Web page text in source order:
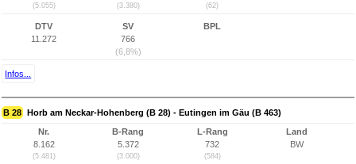
(5.055) (3.380) (62)
DTV
11.272
SV
766
(6,8%)
BPL
Infos...
B 28 Horb am Neckar-Hohenberg (B 28) - Eutingen im Gäu (B 463)
Nr.
8.162
(5.481)
B-Rang
5.372
(3.000)
L-Rang
732
(584)
Land
BW